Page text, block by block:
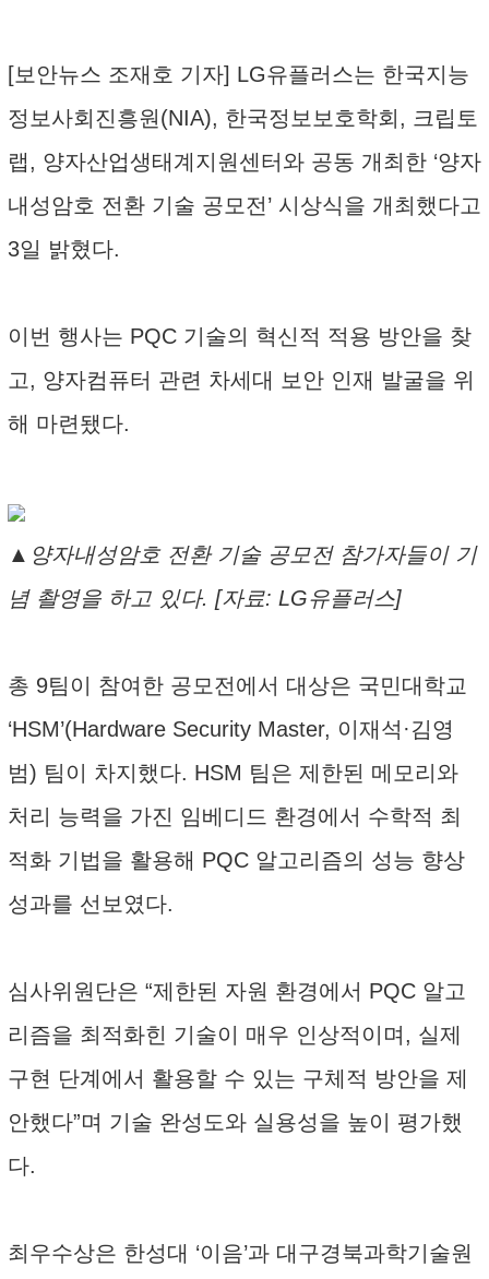
[보안뉴스 조재호 기자] LG유플러스는 한국지능
정보사회진흥원(NIA), 한국정보보호학회, 크립토
랩, 양자산업생태계지원센터와 공동 개최한 ‘양자
내성암호 전환 기술 공모전’ 시상식을 개최했다고
3일 밝혔다.
이번 행사는 PQC 기술의 혁신적 적용 방안을 찾
고, 양자컴퓨터 관련 차세대 보안 인재 발굴을 위
해 마련됐다.
▲양자내성암호 전환 기술 공모전 참가자들이 기
념 촬영을 하고 있다. [자료: LG유플러스]
총 9팀이 참여한 공모전에서 대상은 국민대학교
‘HSM’(Hardware Security Master, 이재석·김영
범) 팀이 차지했다. HSM 팀은 제한된 메모리와
처리 능력을 가진 임베디드 환경에서 수학적 최
적화 기법을 활용해 PQC 알고리즘의 성능 향상
성과를 선보였다.
심사위원단은 “제한된 자원 환경에서 PQC 알고
리즘을 최적화힌 기술이 매우 인상적이며, 실제
구현 단계에서 활용할 수 있는 구체적 방안을 제
안했다”며 기술 완성도와 실용성을 높이 평가했
다.
최우수상은 한성대 ‘이음’과 대구경북과학기술원